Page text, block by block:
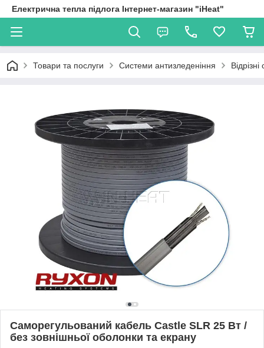
Електрична тепла підлога Інтернет-магазин "iHeat"
Товари та послуги Системи антизледеніння
Саморегульований кабель Castle SLR 25 Вт /
без зовнішньої оболонки та екрану